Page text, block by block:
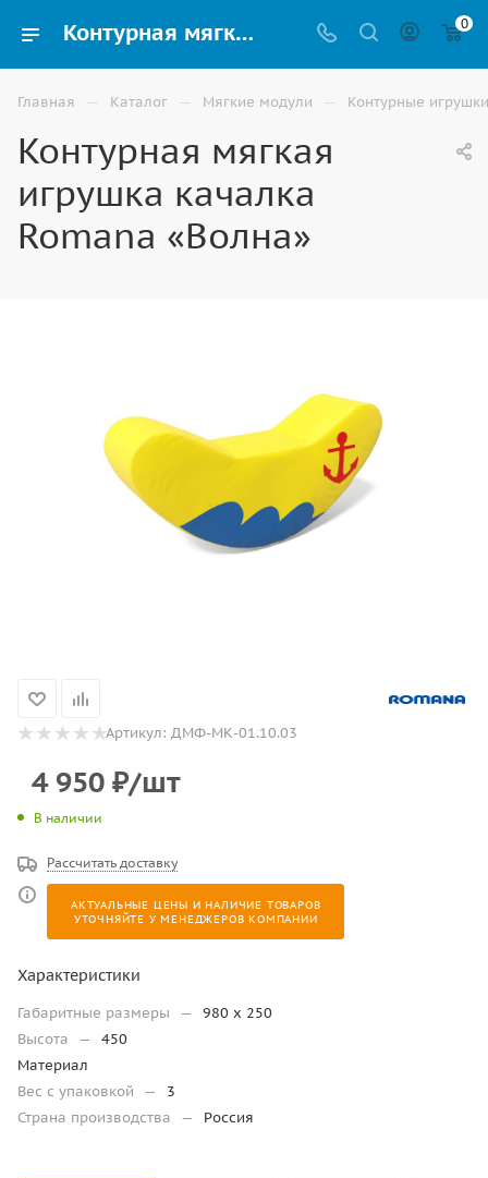
Контурная мягкая игрушка качалка Romana «Волна» разных форм и размеров купить в Москве 0
Главная — Каталог — Мягкие модули — Контурные игрушки
Контурная мягкая
игрушка качалка
Romana «Волна»
Артикул: ДМФ-МК-01.10.03
4 950 ₽/шт
В наличии
Рассчитать доставку
АКТУАЛЬНЫЕ ЦЕНЫ И НАЛИЧИЕ ТОВАРОВ
УТОЧНЯЙТЕ У МЕНЕДЖЕРОВ КОМПАНИИ
Характеристики
Габаритные размеры —
980 х 250
Высота
—
450
Материал
Вес с упаковкой
—
3
Страна производства
— Россия